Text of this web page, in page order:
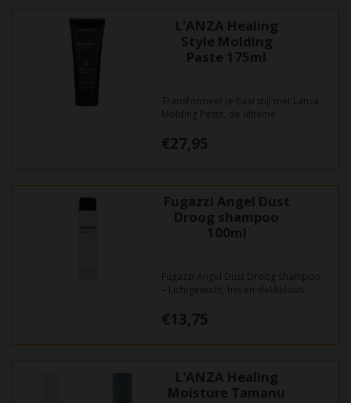
kwetsbaar haar.
L'ANZA Healing
Style Molding
Paste 175ml
Transformeer je haarstijl met Lanza
Molding Paste, de ultieme
hold en een natuurlijke uitstraling.
Deze hoogwaardige paste is
speciaal ontwikkeld voor het
€27,95
Fugazzi Angel Dust
Droog shampoo
100ml
Fugazzi Angel Dust Droog shampoo
– Lichtgewicht, fris en vlekkeloos.
€13,75
L'ANZA Healing
Moisture Tamanu